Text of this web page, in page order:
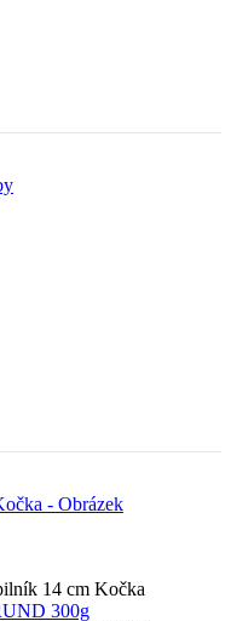
14 cm Kočka